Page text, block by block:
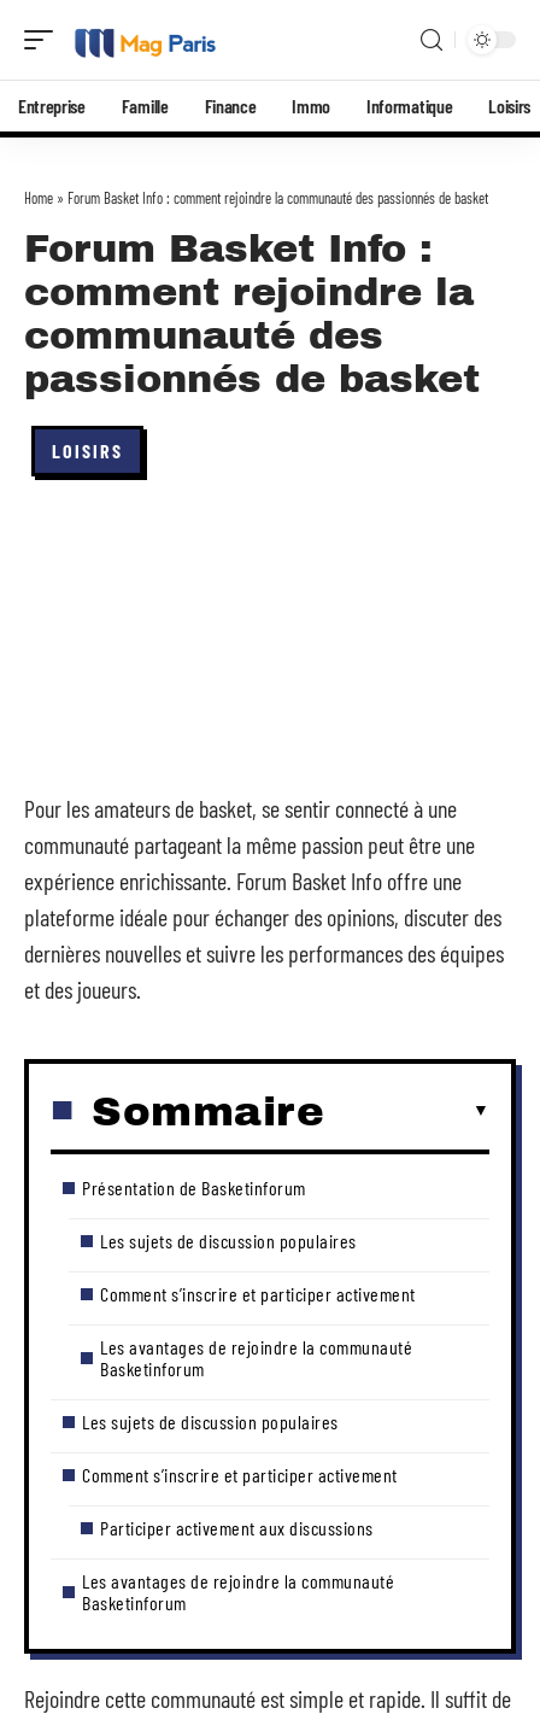
Entreprise Famille Finance Immo Informatique Loisirs
Home » Forum Basket Info : comment rejoindre la communauté des passionnés de basket
Forum Basket Info :
comment rejoindre la
communauté des
passionnés de basket
LOISIRS
Pour les amateurs de basket, se sentir connecté à une
communauté partageant la même passion peut être une
expérience enrichissante. Forum Basket Info offre une
plateforme idéale pour échanger des opinions, discuter des
dernières nouvelles et suivre les performances des équipes
et des joueurs.
Sommaire
Présentation de Basketinforum
Les sujets de discussion populaires
Comment s’inscrire et participer activement
Les avantages de rejoindre la communauté
Basketinforum
Les sujets de discussion populaires
Comment s’inscrire et participer activement
Participer activement aux discussions
Les avantages de rejoindre la communauté
Basketinforum
Rejoindre cette communauté est simple et rapide. Il suffit de